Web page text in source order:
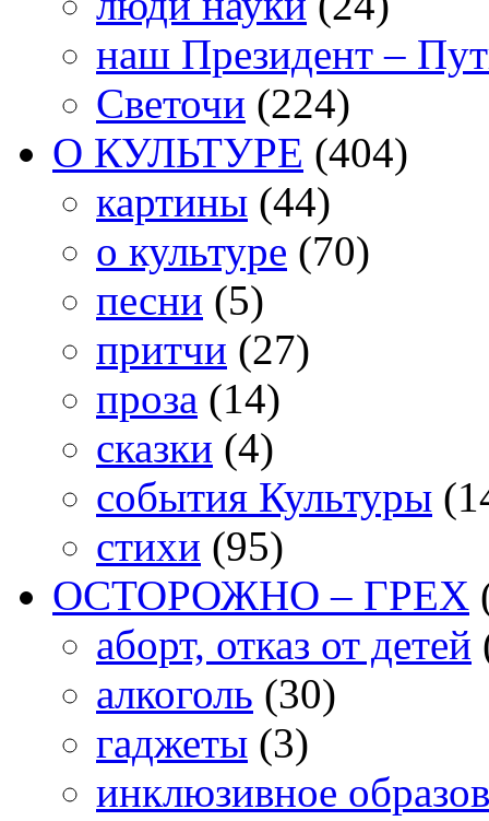
наш Президент –
Светочи (224)
О КУЛЬТУРЕ (404)
картины (44)
о культуре (70)
песни (5)
притчи (27)
проза (14)
сказки (4)
события Культуры
стихи (95)
ОСТОРОЖНО – ГРЕХ
аборт, отказ от детей
алкоголь (30)
гаджеты (3)
инклюзивное